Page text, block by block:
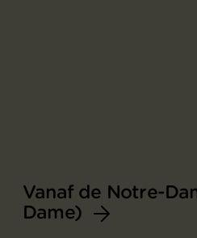
Vanaf de Notre-
Dame)